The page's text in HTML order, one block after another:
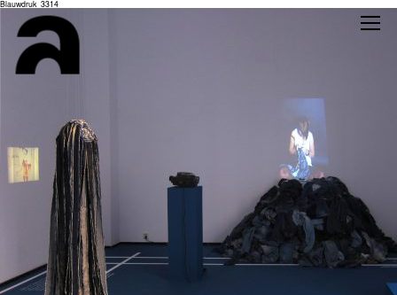
Blauwdruk_3314